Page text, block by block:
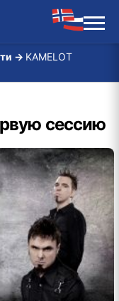
→ KAMELOT
сессию